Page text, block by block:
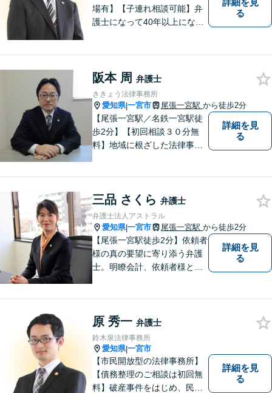
場有】【子連れ相談可能】弁
護士になって40年以上になり
いいのか分からない」という
方も、まずはお気軽にご相談
ください。
詳細を見
る
阪本 周 弁護士
ききょう法律事務所
愛知県|一宮市 尾張一宮駅 から徒歩2分
【尾張一宮駅／名鉄一宮駅徒
歩2分】【初回相談３０分無
料】地域に根ざした法律事務
事務所にご相談ください。お
一人お一人の状況を深く理解
し、解決方法をご提案しま
す。
詳細を見
る
三品 さくら 弁護士
弁護士法人アストラル
愛知県|一宮市 尾張一宮駅 から徒歩2分
【尾張一宮駅徒歩2分】依頼者
様の真の要望に寄り添う弁護
士。明瞭会計、依頼者様との
談で多くの実績がございま
す。
詳細を見
る
原 秀一 弁護士
鈴木泉法律事務所
愛知県|一宮市
【市民開放型の法律事務所】
【債務整理のご相談は初回無
料】破産事件をはじめ、民事
詳細を見
る